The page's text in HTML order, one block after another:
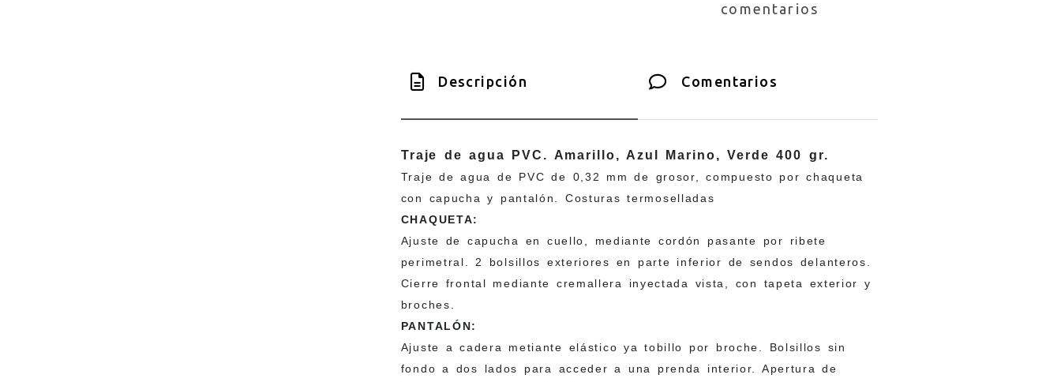
comentarios
Descripción Comentarios
Traje de agua PVC. Amarillo, Azul Marino, Verde 400 gr.
Traje de agua de PVC de 0,32 mm de grosor, compuesto por chaqueta
con capucha y pantalón. Costuras termoselladas
CHAQUETA:
Ajuste de capucha en cuello, mediante cordón pasante por ribete
perimetral. 2 bolsillos exteriores en parte inferior de sendos delanteros.
Cierre frontal mediante cremallera inyectada vista, con tapeta exterior y
broches.
PANTALÓN:
Ajuste a cadera metiante elástico ya tobillo por broche. Bolsillos sin
fondo a dos lados para acceder a una prenda interior. Apertura de